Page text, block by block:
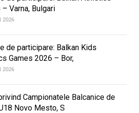
– Varna, Bulgari
2026
de participare: Balkan Kids
Games 2026 – Bor,
2026
Campionatele Balcanice de
Novo Mesto, S